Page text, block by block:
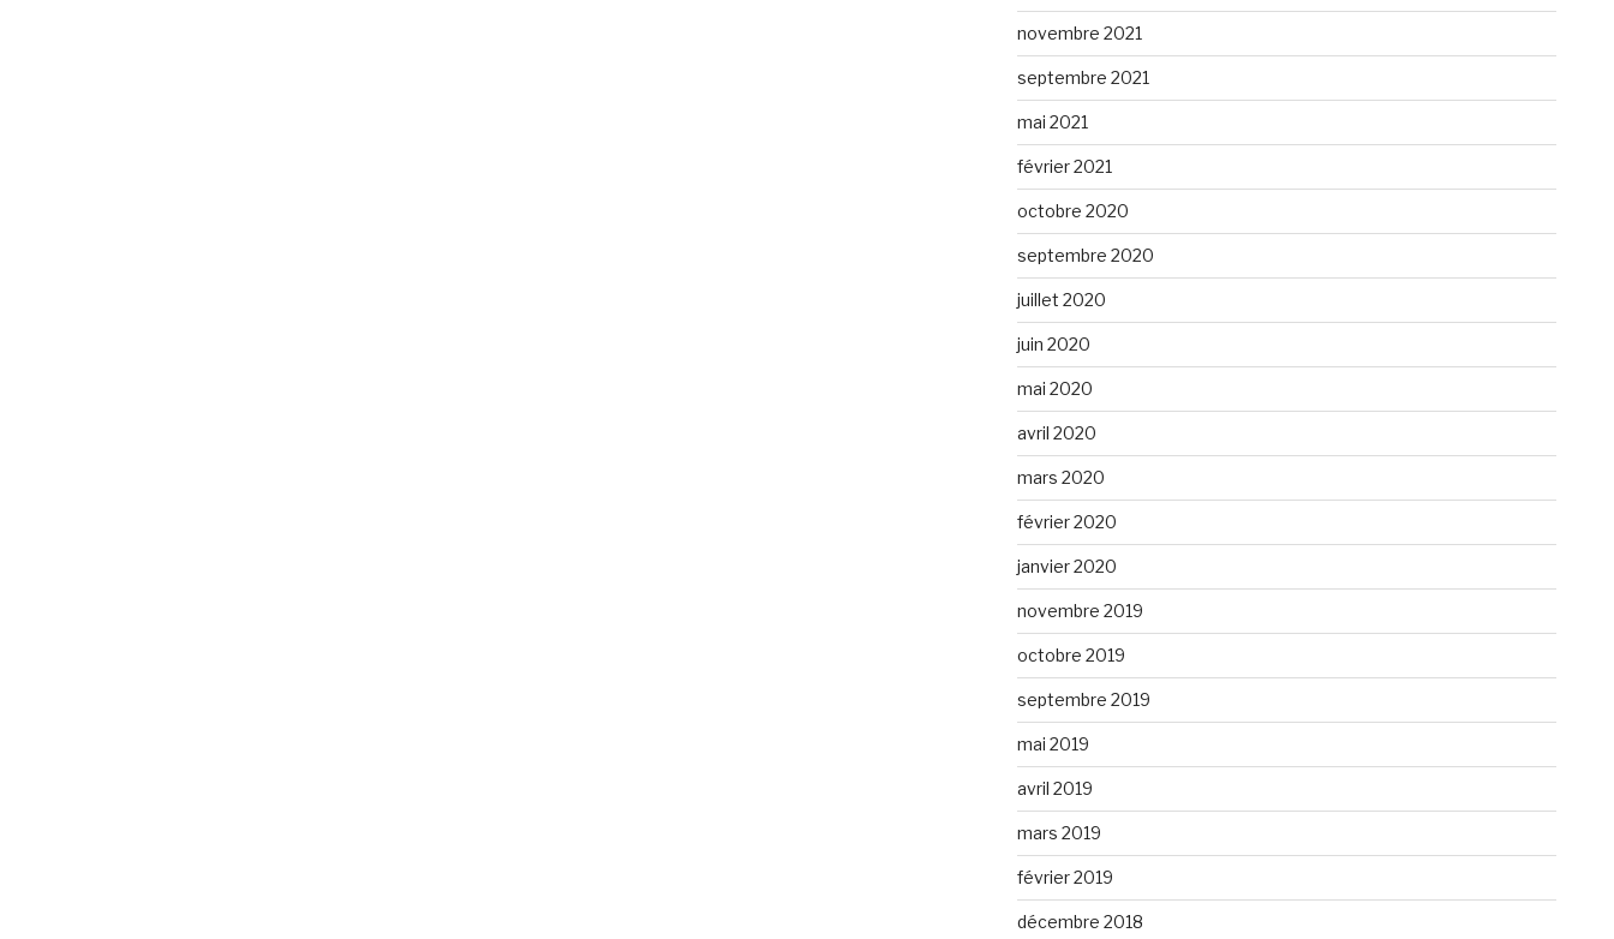
novembre 2021
septembre 2021
mai 2021
février 2021
octobre 2020
septembre 2020
juillet 2020
juin 2020
mai 2020
avril 2020
mars 2020
février 2020
janvier 2020
novembre 2019
octobre 2019
septembre 2019
mai 2019
avril 2019
mars 2019
février 2019
décembre 2018